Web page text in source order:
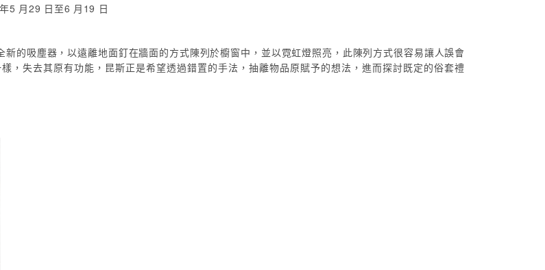
5 月29 日至6 月19 日
的吸塵器，以遠離地面釘在牆面的方式陳列於櫥窗中，並以霓虹燈照亮，此陳列方式很容易讓人誤會
，失去其原有功能，昆斯正是希望透過錯置的手法，抽離物品原賦予的想法，進而探討既定的俗套禮